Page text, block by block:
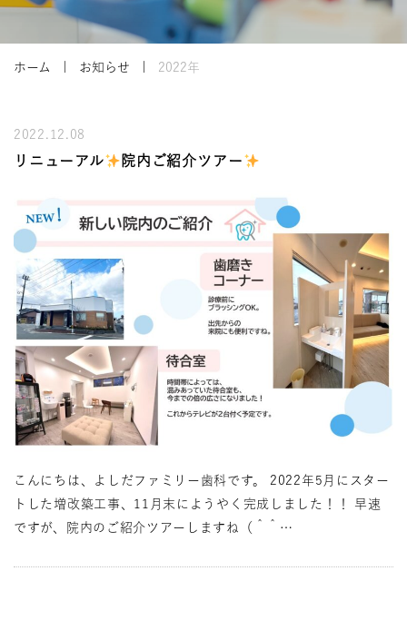
ホーム お知らせ 2022年
2022.12.08
リニューアル 院内ご紹介ツアー
こんにちは、よしだファミリー歯科です。 2022年5月にスター
トした増改築工事、11月末にようやく完成しました！！ 早速
ですが、院内のご紹介ツアーしますね（＾＾…